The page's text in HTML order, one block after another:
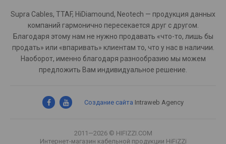
Supra Cables, TTAF, HiDiamound, Neotech — продукция данных
компаний гармонично пересекается друг с другом.
Благодаря этому нам не нужно продавать «что-то, лишь бы
продать» или «впаривать» клиентам то, что у нас в наличии.
Наоборот, именно благодаря разнообразию мы можем
предложить Вам индивидуальное решение.
Создание сайта Intraweb Agency
2011—2026 © HIFIZZI.COM
Интернет-магазин кабельной продукции HiFiZZi